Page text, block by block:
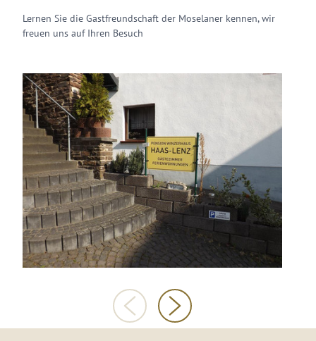
Lernen Sie die Gastfreundschaft der Moselaner kennen, wir
freuen uns auf Ihren Besuch